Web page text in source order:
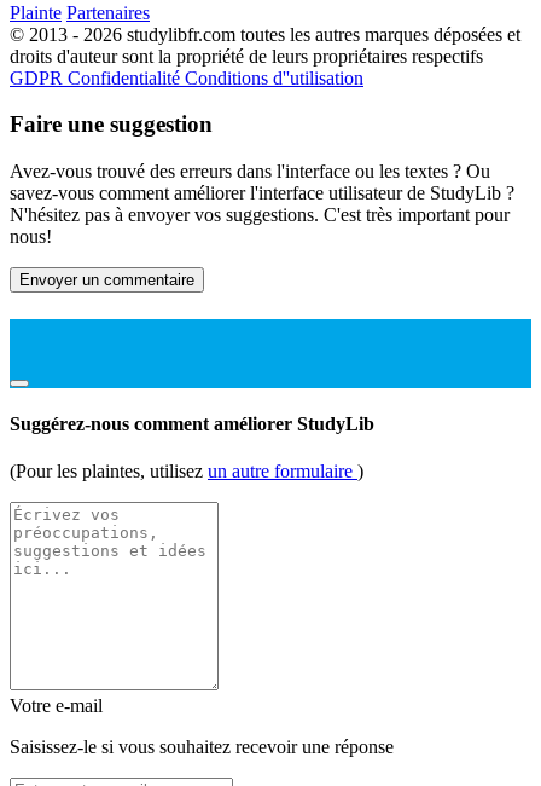
Plainte Partenaires
© 2013 - 2026 studylibfr.com toutes les autres marques déposées et
droits d'auteur sont la propriété de leurs propriétaires respectifs
GDPR Confidentialité Conditions d''utilisation
Faire une suggestion
Avez-vous trouvé des erreurs dans l'interface ou les textes ? Ou
savez-vous comment améliorer l'interface utilisateur de StudyLib ?
N'hésitez pas à envoyer vos suggestions. C'est très important pour
nous!
Envoyer un commentaire
Suggérez-nous comment améliorer StudyLib
(Pour les plaintes, utilisez un autre formulaire )
Votre e-mail
Saisissez-le si vous souhaitez recevoir une réponse